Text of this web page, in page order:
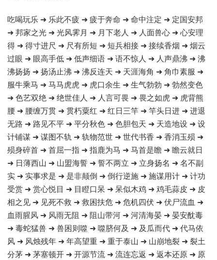
吃喝玩乐 ➜ 乐此不疲 ➜ 疲于奔命 ➜ 命中注定 ➜ 定国安邦
➜ 邦家之光 ➜ 光风霁月 ➜ 月下老人 ➜ 人面兽心 ➜ 心安理
得 ➜ 得寸进尺 ➜ 尺有所短 ➜ 短兵相接 ➜ 接续香烟 ➜ 烟云
过眼 ➜ 眼高手低 ➜ 低声细语 ➜ 语不惊人 ➜ 人声鼎沸 ➜ 沸
沸扬扬 ➜ 扬汤止沸 ➜ 沸反连天 ➜ 天涯海角 ➜ 角巾素服 ➜
服牛乘马 ➜ 马马虎虎 ➜ 虎口余生 ➜ 生气勃勃 ➜ 勃然变色
➜ 色艺双绝 ➜ 绝世佳人 ➜ 人言可畏 ➜ 畏之如虎 ➜ 虎背熊
腰 ➜ 腰缠万贯 ➜ 贯朽粟红 ➜ 红日三竿 ➜ 竿头日进 ➜ 进退
无路 ➜ 路见不平 ➜ 平分秋色 ➜ 色胆包天 ➜ 天造地设 ➜ 设
计铺谋 ➜ 谋图不轨 ➜ 轨物范世 ➜ 世代书香 ➜ 香消玉殒 ➜
殒身碎首 ➜ 首屈一指 ➜ 指鹿为马 ➜ 马首是瞻 ➜ 瞻云就日
➜ 日薄西山 ➜ 山盟海誓 ➜ 誓不两立 ➜ 立身扬名 ➜ 名不副
实 ➜ 实事求是 ➜ 是非颠倒 ➜ 倒行逆施 ➜ 施谋用计 ➜ 计功
受赏 ➜ 赏心悦目 ➜ 目瞪口呆 ➜ 呆似木鸡 ➜ 鸡毛蒜皮 ➜ 皮
相之见 ➜ 见死不救 ➜ 救困扶危 ➜ 危机四伏 ➜ 伏尸流血 ➜
血雨腥风 ➜ 风雨无阻 ➜ 阻山带河 ➜ 河清海晏 ➜ 晏安酖毒
➜ 毒蛇猛兽 ➜ 兽困则噬 ➜ 噬脐何及 ➜ 及瓜而代 ➜ 代马依
风 ➜ 风烛残年 ➜ 年高望重 ➜ 重于泰山 ➜ 山崩地裂 ➜ 裂土
分茅 ➜ 茅塞顿开 ➜ 开源节流 ➜ 流连忘返 ➜ 返本还原 ➜ 原